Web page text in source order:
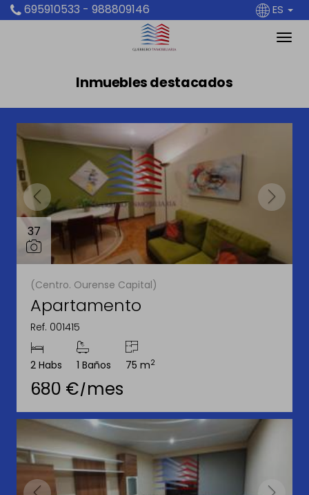
695910533 - 988809146 ES
Inmuebles destacados
37
(Centro. Ourense Capital)
Apartamento
Ref. 001415
2 Habs 1 Baños 75 m2
680 €/mes